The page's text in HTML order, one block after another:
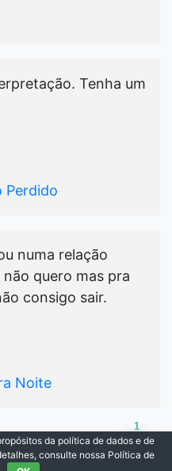
Tenha um
Perdido
numa relação
quero mas pra
consigo sair.
Noite
os Direitos
da política de dados e de
consulte nossa Política de
1